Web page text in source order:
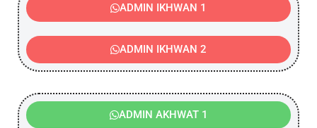
ADMIN IKHWAN 1
ADMIN IKHWAN 2
ADMIN AKHWAT 1